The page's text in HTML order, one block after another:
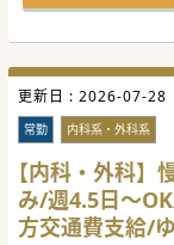
【やりがい】
家族と深い信頼
■退院後の在宅
の連携を通じて
■長期的な視点
とで、医師とし
【職場環境と雰囲
■診療科の垣根
があり、専門分
■週4日勤務や当
あり、ご自身の
■新幹線停車駅
更新日 : 2026-07-28
常勤 内科系・外科系
【内科・外科
み/週4.5日～
方交通費支給/